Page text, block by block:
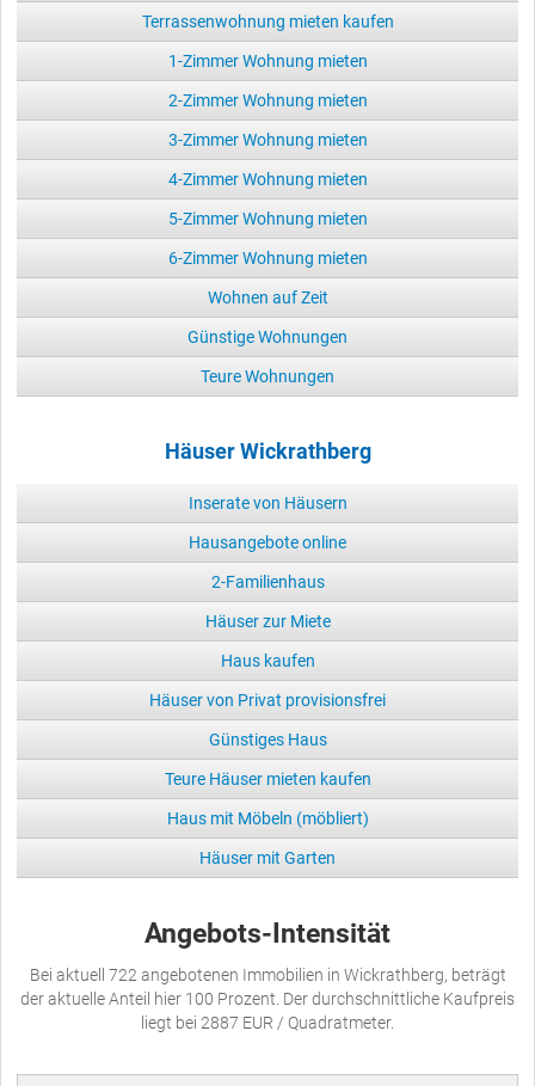
Terrassenwohnung mieten kaufen
1-Zimmer Wohnung mieten
2-Zimmer Wohnung mieten
3-Zimmer Wohnung mieten
4-Zimmer Wohnung mieten
5-Zimmer Wohnung mieten
6-Zimmer Wohnung mieten
Wohnen auf Zeit
Günstige Wohnungen
Teure Wohnungen
Häuser Wickrathberg
Inserate von Häusern
Hausangebote online
2-Familienhaus
Häuser zur Miete
Haus kaufen
Häuser von Privat provisionsfrei
Günstiges Haus
Teure Häuser mieten kaufen
Haus mit Möbeln (möbliert)
Häuser mit Garten
Angebots-Intensität
Bei aktuell 722 angebotenen Immobilien in Wickrathberg, beträgt
der aktuelle Anteil hier 100 Prozent. Der durchschnittliche Kaufpreis
liegt bei 2887 EUR / Quadratmeter.